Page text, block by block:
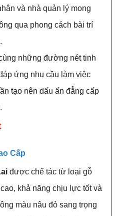
và nhà quản lý mong
qua phong cách bài trí
những đường nét tinh
ứng nhu cầu làm việc
tạo nên dấu ấn đẳng cấp
Cấp
được chế tác từ loại gỗ
khả năng chịu lực tốt và
màu nâu đỏ sang trọng